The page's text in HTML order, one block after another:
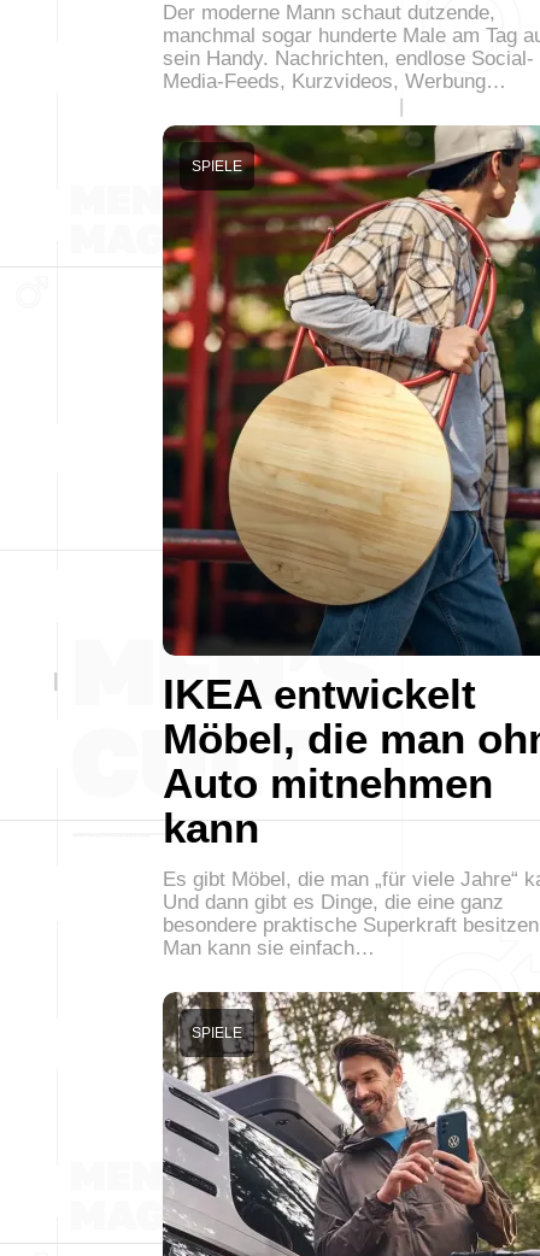
Der moderne Mann schaut dutzende,
manchmal sogar hunderte Male am Tag
sein Handy. Nachrichten, endlose Social-
Media-Feeds, Kurzvideos, Werbung…
IKEA entwickelt
Möbel, die man
Auto mitnehmen
kann
SPIELE
Es gibt Möbel, die man „für viele Jahre“
Und dann gibt es Dinge, die eine ganz
besondere praktische Superkraft
Man kann sie einfach…
SPIELE